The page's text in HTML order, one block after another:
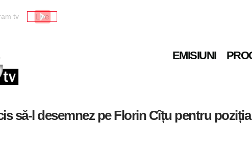
tv Live
EMISIUNI
să-l desemnez pe Florin Cîțu pentru